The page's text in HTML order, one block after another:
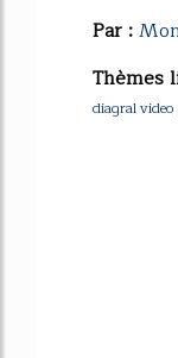
Par :
Thèmes
diagral video